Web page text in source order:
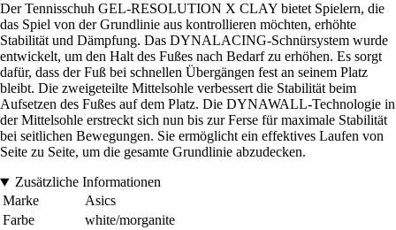
Der Tennisschuh GEL-RESOLUTION X CLAY bietet Spielern, die
das Spiel von der Grundlinie aus kontrollieren möchten, erhöhte
Stabilität und Dämpfung. Das DYNALACING-Schnürsystem wurde
entwickelt, um den Halt des Fußes nach Bedarf zu erhöhen. Es sorgt
dafür, dass der Fuß bei schnellen Übergängen fest an seinem Platz
bleibt. Die zweigeteilte Mittelsohle verbessert die Stabilität beim
Aufsetzen des Fußes auf dem Platz. Die DYNAWALL-Technologie in
der Mittelsohle erstreckt sich nun bis zur Ferse für maximale Stabilität
bei seitlichen Bewegungen. Sie ermöglicht ein effektives Laufen von
Seite zu Seite, um die gesamte Grundlinie abzudecken.
Zusätzliche Informationen
Marke
Asics
Farbe
white/morganite